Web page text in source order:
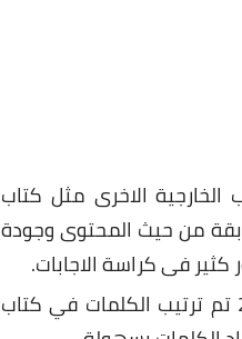
مع الكتب الخارجية الاخرى مثل كتاب
من حيث المحتوى وجودة
فى كراسة الاجابات.
كتاب المعاصر الشرح لطلاب الصف الثاني الثانوي للعام الجديد الترم الثاني 2022 تم ترتيب الكلمات في كتاب